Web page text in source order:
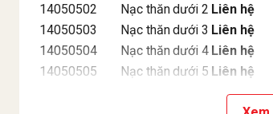
14050502
Nạc thăn dưới 2 Liên hệ
14050503
Nạc thăn dưới 3 Liên hệ
14050504
Nạc thăn dưới 4 Liên hệ
14050505
Nạc thăn dưới 5 Liên hệ